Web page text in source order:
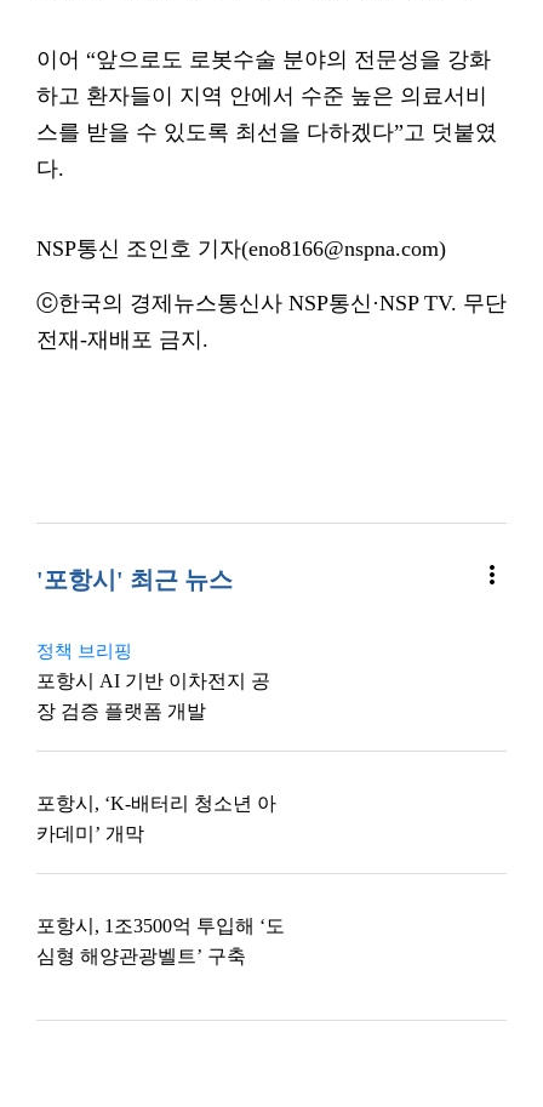
이어 “앞으로도 로봇수술 분야의 전문성을 강화
하고 환자들이 지역 안에서 수준 높은 의료서비
스를 받을 수 있도록 최선을 다하겠다”고 덧붙였
다.
NSP통신 조인호 기자(eno8166@nspna.com)
ⓒ한국의 경제뉴스통신사 NSP통신·NSP TV. 무단
전재-재배포 금지.
'포항시' 최근 뉴스 more_vert
정책 브리핑
포항시 AI 기반 이차전지 공
장 검증 플랫폼 개발
포항시, ‘K-배터리 청소년 아
카데미’ 개막
포항시, 1조3500억 투입해 ‘도
심형 해양관광벨트’ 구축